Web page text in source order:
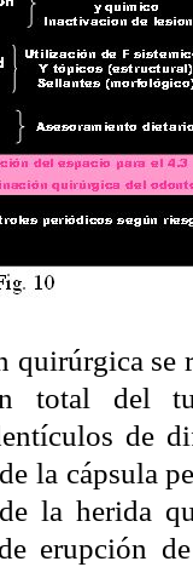
quirúrgica se
total del
de
la cápsula
la herida
erupción